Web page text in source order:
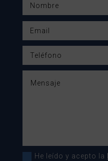
He leído y acepto la